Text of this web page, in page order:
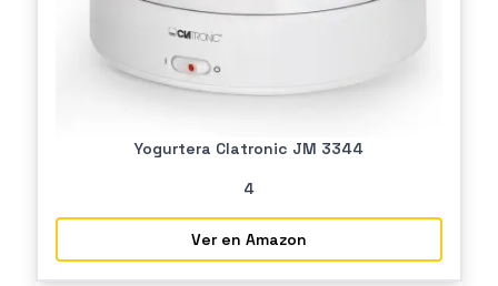
Yogurtera Clatronic JM 3344
4
Ver en Amazon